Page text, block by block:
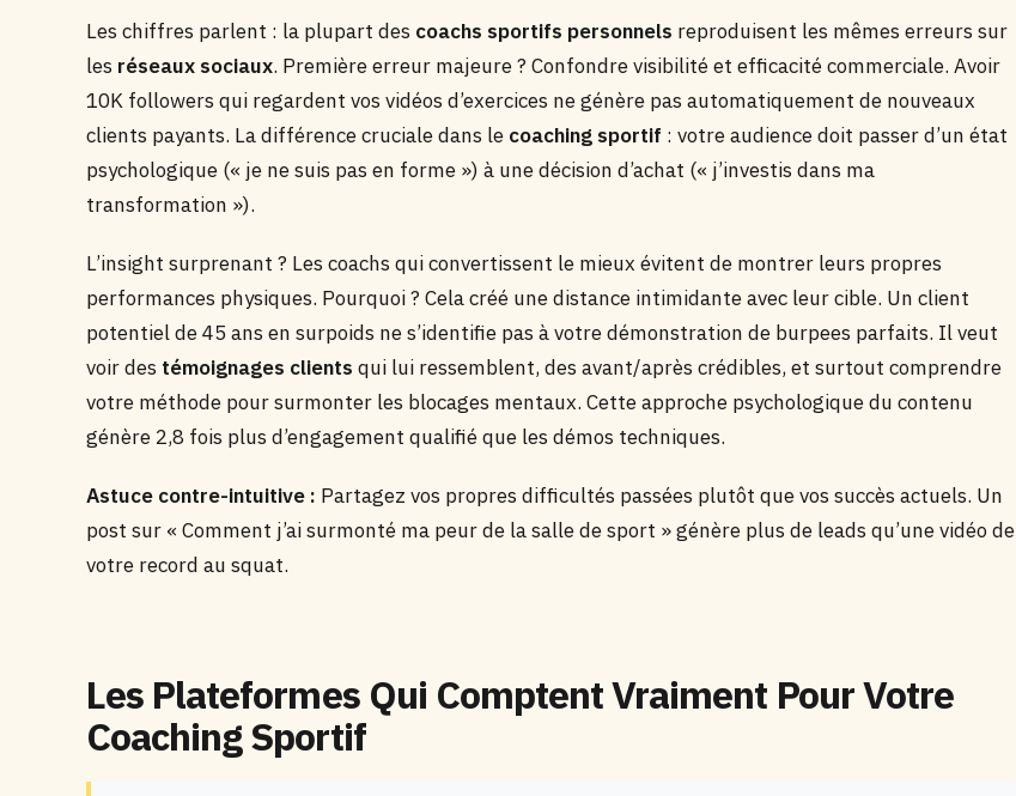
Les chiffres parlent : la plupart des coachs sportifs personnels reproduisent les mêmes erreurs sur
les réseaux sociaux. Première erreur majeure ? Confondre visibilité et efficacité commerciale. Avoir
10K followers qui regardent vos vidéos d’exercices ne génère pas automatiquement de nouveaux
clients payants. La différence cruciale dans le coaching sportif : votre audience doit passer d’un état
psychologique (« je ne suis pas en forme ») à une décision d’achat (« j’investis dans ma
transformation »).
L’insight surprenant ? Les coachs qui convertissent le mieux évitent de montrer leurs propres
performances physiques. Pourquoi ? Cela créé une distance intimidante avec leur cible. Un client
potentiel de 45 ans en surpoids ne s’identifie pas à votre démonstration de burpees parfaits. Il veut
voir des témoignages clients qui lui ressemblent, des avant/après crédibles, et surtout comprendre
votre méthode pour surmonter les blocages mentaux. Cette approche psychologique du contenu
génère 2,8 fois plus d’engagement qualifié que les démos techniques.
Astuce contre-intuitive : Partagez vos propres difficultés passées plutôt que vos succès actuels. Un
post sur « Comment j’ai surmonté ma peur de la salle de sport » génère plus de leads qu’une vidéo de
votre record au squat.
Les Plateformes Qui Comptent Vraiment Pour Votre
Coaching Sportif